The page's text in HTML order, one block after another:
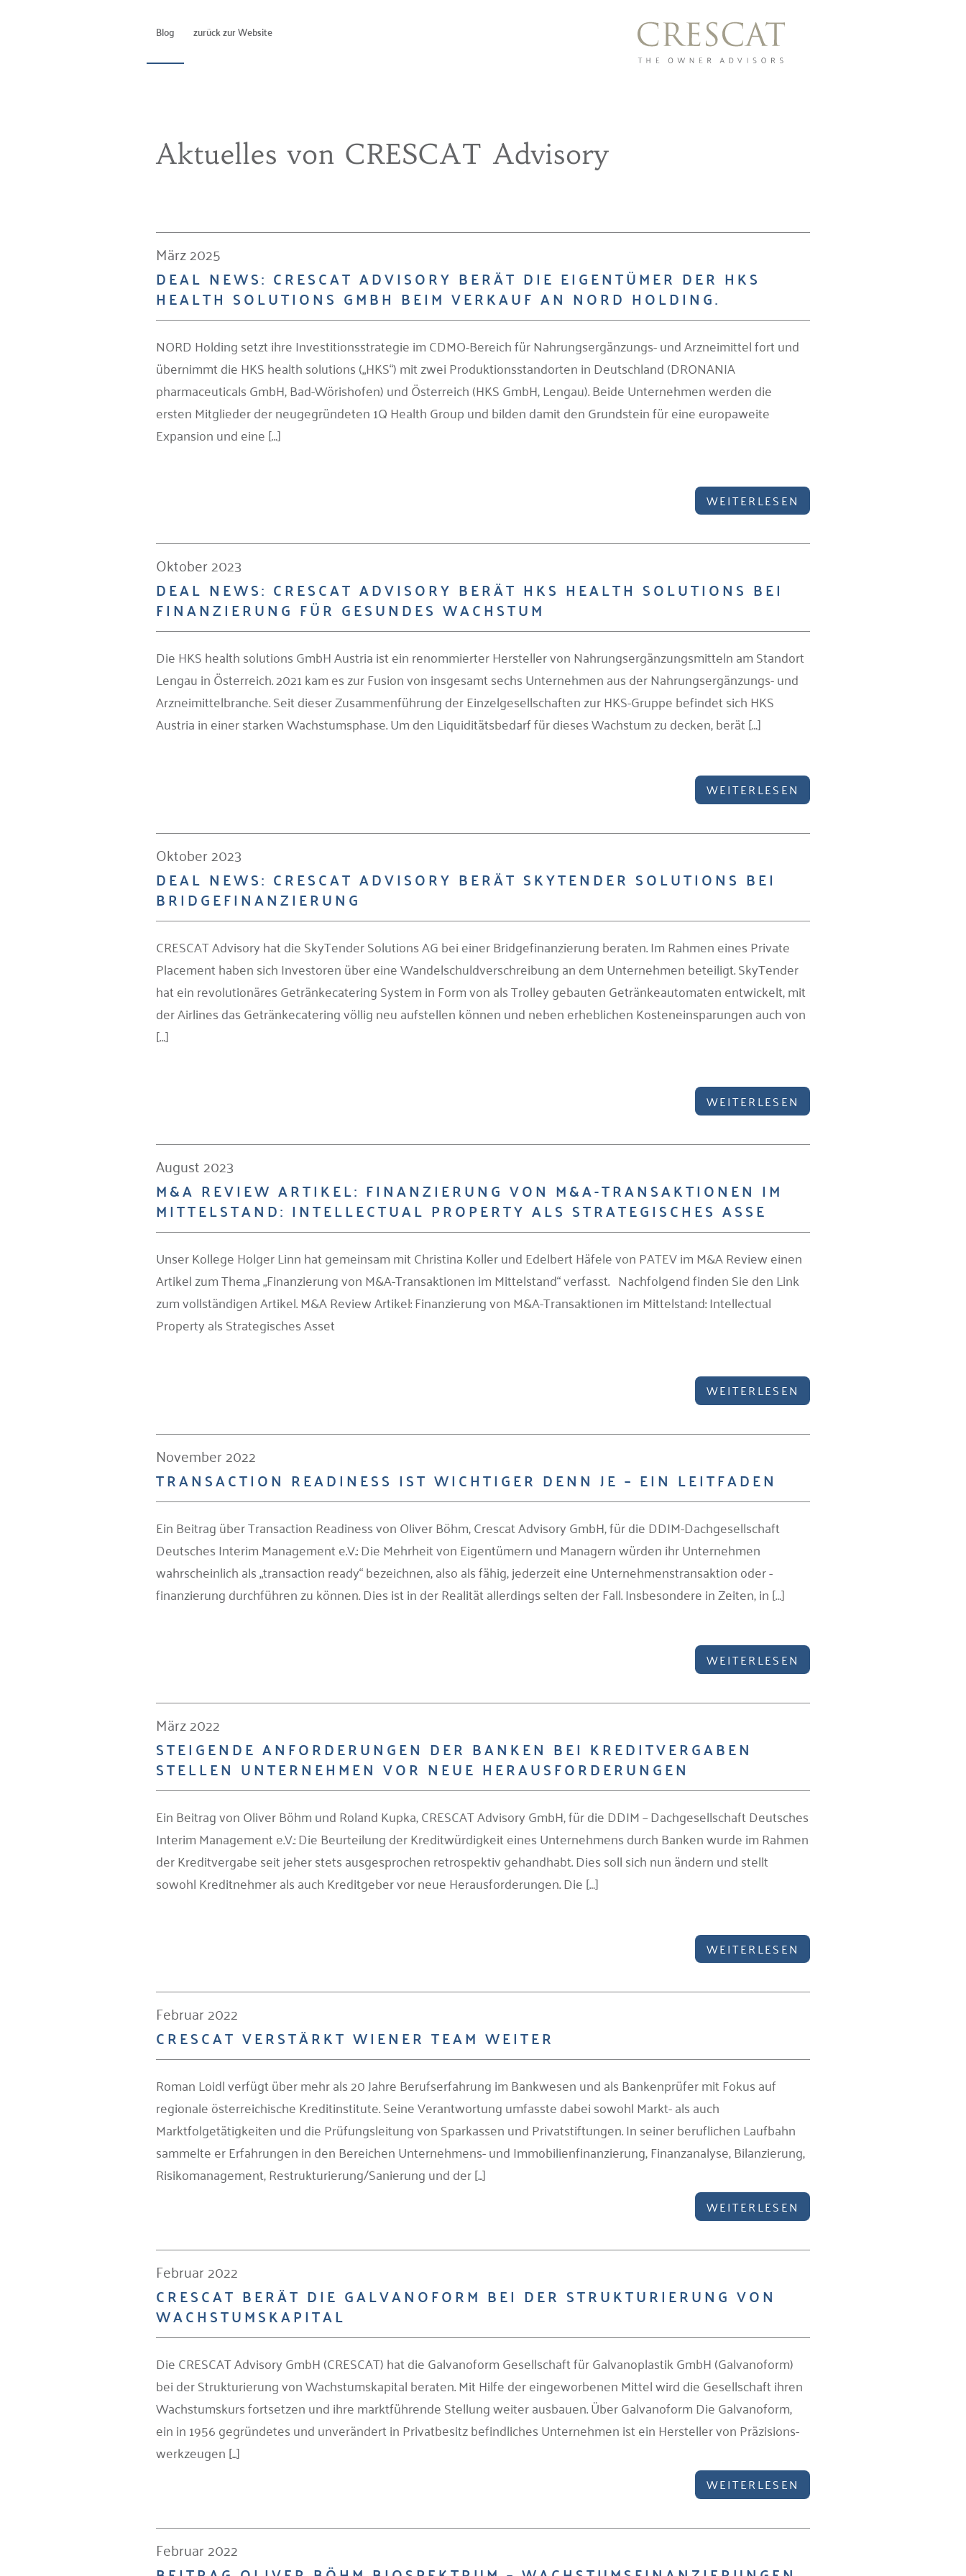
Blog zurück zur Website
Aktuelles von CRESCAT Advisory
DEAL NEWS: CRESCAT ADVISORY BERÄT DIE EIGENTÜMER DER HKS
HEALTH SOLUTIONS GMBH BEIM VERKAUF AN NORD HOLDING.
März 2025
NORD Holding setzt ihre Investitionsstrategie im CDMO-Bereich für Nahrungsergänzungs- und Arzneimittel fort und
übernimmt die HKS health solutions („HKS“) mit zwei Produktionsstandorten in Deutschland (DRONANIA
pharmaceuticals GmbH, Bad-Wörishofen) und Österreich (HKS GmbH, Lengau). Beide Unternehmen werden die
ersten Mitglieder der neugegründeten 1Q Health Group und bilden damit den Grundstein für eine europaweite
Expansion und eine […]
WEITERLESEN
DEAL NEWS: CRESCAT ADVISORY BERÄT HKS HEALTH SOLUTIONS BEI
FINANZIERUNG FÜR GESUNDES WACHSTUM
Oktober 2023
Die HKS health solutions GmbH Austria ist ein renommierter Hersteller von Nahrungsergänzungsmitteln am Standort
Lengau in Österreich. 2021 kam es zur Fusion von insgesamt sechs Unternehmen aus der Nahrungsergänzungs- und
Arzneimittelbranche. Seit dieser Zusammenführung der Einzelgesellschaften zur HKS-Gruppe befindet sich HKS
Austria in einer starken Wachstumsphase. Um den Liquiditätsbedarf für dieses Wachstum zu decken, berät […]
WEITERLESEN
DEAL NEWS: CRESCAT ADVISORY BERÄT SKYTENDER SOLUTIONS BEI
BRIDGEFINANZIERUNG
Oktober 2023
CRESCAT Advisory hat die SkyTender Solutions AG bei einer Bridgefinanzierung beraten. Im Rahmen eines Private
Placement haben sich Investoren über eine Wandelschuldverschreibung an dem Unternehmen beteiligt. SkyTender
hat ein revolutionäres Getränkecatering System in Form von als Trolley gebauten Getränkeautomaten entwickelt, mit
der Airlines das Getränkecatering völlig neu aufstellen können und neben erheblichen Kosteneinsparungen auch von
[…]
WEITERLESEN
M&A REVIEW ARTIKEL: FINANZIERUNG VON M&A-TRANSAKTIONEN IM
MITTELSTAND: INTELLECTUAL PROPERTY ALS STRATEGISCHES ASSE
August 2023
Unser Kollege Holger Linn hat gemeinsam mit Christina Koller und Edelbert Häfele von PATEV im M&A Review einen
Artikel zum Thema „Finanzierung von M&A-Transaktionen im Mittelstand“ verfasst. Nachfolgend finden Sie den Link
zum vollständigen Artikel. M&A Review Artikel: Finanzierung von M&A-Transaktionen im Mittelstand: Intellectual
Property als Strategisches Asset
WEITERLESEN
TRANSACTION READINESS IST WICHTIGER DENN JE – EIN LEITFADEN
November 2022
Ein Beitrag über Transaction Readiness von Oliver Böhm, Crescat Advisory GmbH, für die DDIM-Dachgesellschaft
Deutsches Interim Management e.V.: Die Mehrheit von Eigentümern und Managern würden ihr Unternehmen
wahrscheinlich als „transaction ready“ bezeichnen, also als fähig, jederzeit eine Unternehmenstransaktion oder -
finanzierung durchführen zu können. Dies ist in der Realität allerdings selten der Fall. Insbesondere in Zeiten, in […]
WEITERLESEN
STEIGENDE ANFORDERUNGEN DER BANKEN BEI KREDITVERGABEN
STELLEN UNTERNEHMEN VOR NEUE HERAUSFORDERUNGEN
März 2022
Ein Beitrag von Oliver Böhm und Roland Kupka, CRESCAT Advisory GmbH, für die DDIM – Dachgesellschaft Deutsches
Interim Management e.V.: Die Beurteilung der Kreditwürdigkeit eines Unternehmens durch Banken wurde im Rahmen
der Kreditvergabe seit jeher stets ausgesprochen retrospektiv gehandhabt. Dies soll sich nun ändern und stellt
sowohl Kreditnehmer als auch Kreditgeber vor neue Herausforderungen. Die […]
WEITERLESEN
CRESCAT VERSTÄRKT WIENER TEAM WEITER
Februar 2022
Roman Loidl verfügt über mehr als 20 Jahre Berufserfahrung im Bankwesen und als Bankenprüfer mit Fokus auf
regionale österreichische Kreditinstitute. Seine Verantwortung umfasste dabei sowohl Markt- als auch
Marktfolgetätigkeiten und die Prüfungsleitung von Sparkassen und Privatstiftungen. In seiner beruflichen Laufbahn
sammelte er Erfahrungen in den Bereichen Unternehmens- und Immobilienfinanzierung, Finanzanalyse, Bilanzierung,
Risikomanagement, Restrukturierung/Sanierung und der [...]
WEITERLESEN
CRESCAT BERÄT DIE GALVANOFORM BEI DER STRUKTURIERUNG VON
WACHSTUMSKAPITAL
Februar 2022
Die CRESCAT Advisory GmbH (CRESCAT) hat die Galvanoform Gesellschaft für Galvanoplastik GmbH (Galvanoform)
bei der Strukturierung von Wachstumskapital beraten. Mit Hilfe der eingeworbenen Mittel wird die Gesellschaft ihren
Wachstumskurs fortsetzen und ihre marktführende Stellung weiter ausbauen. Über Galvanoform Die Galvanoform,
ein in 1956 gegründetes und unverändert in Privatbesitz befindliches Unternehmen ist ein Hersteller von Präzisions­
werkzeugen [...]
WEITERLESEN
Februar 2022